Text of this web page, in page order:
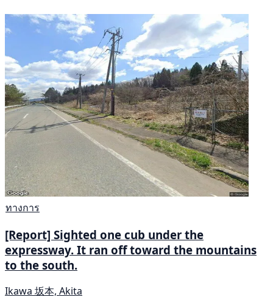
ทางการ
[Report] Sighted one cub under the
expressway. It ran off toward the mountains
to the south.
Ikawa 坂本, Akita